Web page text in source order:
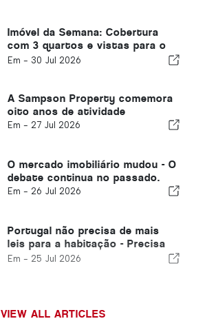
Imóvel da Semana: Cobertura
com 3 quartos e vistas para o
campo de golfe e para o mar em
Em - 30 Jul 2026
A Sampson Property comemora
oito anos de atividade
Em - 27 Jul 2026
O mercado imobiliário mudou - O
debate continua no passado.
Em - 26 Jul 2026
Portugal não precisa de mais
leis para a habitação - Precisa
de executar!
Em - 25 Jul 2026
VIEW ALL ARTICLES